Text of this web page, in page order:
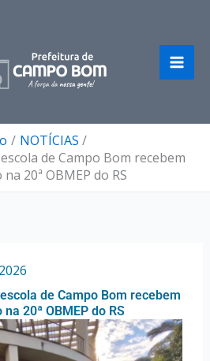
NOTÍCIAS
de Campo Bom recebem
20ª OBMEP do RS
de Campo Bom recebem
20ª OBMEP do RS